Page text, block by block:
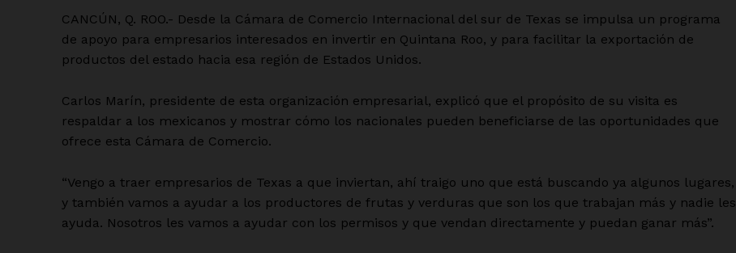
CANCÚN, Q. ROO.- Desde la Cámara de Comercio Internacional del sur de Texas se impulsa un programa
de apoyo para empresarios interesados en invertir en Quintana Roo, y para facilitar la exportación de
productos del estado hacia esa región de Estados Unidos.
Carlos Marín, presidente de esta organización empresarial, explicó que el propósito de su visita es
respaldar a los mexicanos y mostrar cómo los nacionales pueden beneficiarse de las oportunidades que
ofrece esta Cámara de Comercio.
“Vengo a traer empresarios de Texas a que inviertan, ahí traigo uno que está buscando ya algunos lugares,
y también vamos a ayudar a los productores de frutas y verduras que son los que trabajan más y nadie les
ayuda. Nosotros les vamos a ayudar con los permisos y que vendan directamente y puedan ganar más”.